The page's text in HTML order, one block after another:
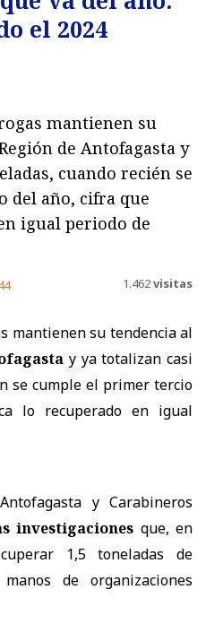
el 2024
mantienen su
de Antofagasta y
cuando recién se
del año, cifra que
igual periodo de
1.462visitas
mantienen su tendencia al
y ya totalizan casi
se cumple el primer tercio
lo recuperado en igual
y Carabineros
investigaciones que, en
1,5 toneladas de
de organizaciones